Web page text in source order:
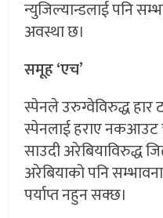
न्युजिल्यान्डलाई पनि
अवस्था छ।
समूह ‘एच’
स्पेनले उरुग्वेविरुद्ध हार
स्पेनलाई हराए नकआउट
साउदी अरेबियाविरुद्ध
अरेबियाको पनि
पर्याप्त नहुन सक्छ।